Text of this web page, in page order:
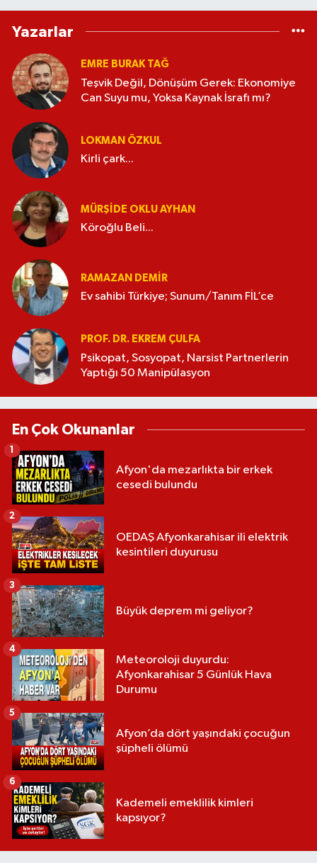
Yazarlar
EMRE BURAK TAĞ
Teşvik Değil, Dönüşüm Gerek: Ekonomiye
Can Suyu mu, Yoksa Kaynak İsrafı mı?
LOKMAN ÖZKUL
Kirli çark...
MÜRŞIDE OKLU AYHAN
Köroğlu Beli...
RAMAZAN DEMİR
Ev sahibi Türkiye; Sunum/Tanım FİL’ce
PROF. DR. EKREM ÇULFA
Psikopat, Sosyopat, Narsist Partnerlerin
Yaptığı 50 Manipülasyon
En Çok Okunanlar
Afyon'da mezarlıkta bir erkek
cesedi bulundu
1
OEDAŞ Afyonkarahisar ili elektrik
kesintileri duyurusu
2
Büyük deprem mi geliyor?
3
Meteoroloji duyurdu:
Afyonkarahisar 5 Günlük Hava
Durumu
4
Afyon’da dört yaşındaki çocuğun
şüpheli ölümü
5
Kademeli emeklilik kimleri
kapsıyor?
6